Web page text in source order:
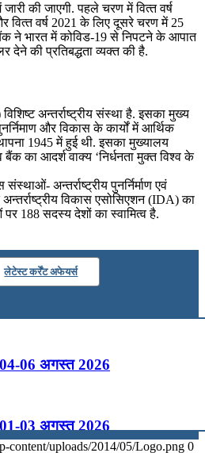
18 जुलाई 2026
की जाएगी. पहले चरण में वित्‍त वर्ष
वित्‍त वर्ष 2021 के लिए दूसरे चरण में 25
बैंक ने भारत में कोविड-19 से निपटने के आपात
देने की प्रतिबद्धता व्यक्त की है.
अन्तर्राष्ट्रीय संस्था है. इसका मुख्य
और विकास के कार्यों में आर्थिक
1945 में हुई थी. इसका मुख्यालय
बैंक का आदर्श वाक्य ‘निर्धनता मुक्त विश्व के
अन्तर्राष्ट्रीय पुनर्निर्माण एवं
विकास एसोसिएशन (IDA) का
188 सदस्‍य देशों का स्‍वामित्‍व है.
लेटेस्ट कर्रेंट अफेयर्स
06 अगस्त 2026
03 अगस्त 2026
content/uploads/2014/05/Logo.png 0